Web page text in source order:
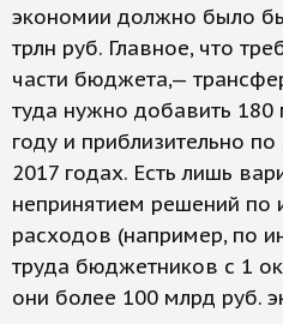
экономии должно было
трлн руб. Главное, что
части бюджета,—
туда нужно добавить
году и приблизительно
2017 годах. Есть лишь
непринятием решений по
расходов (например, по
труда бюджетников с 1
они более 100 млрд руб.